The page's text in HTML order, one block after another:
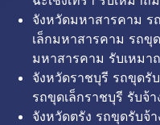
จังหวัดมหาสารคาม ร
เล็กมหาสารคาม รถขุ
มหาสารคาม รับเหมา
จังหวัดราชบุรี รถขุดรั
รถขุดเล็กราชบุรี รับจ้
จังหวัดตรัง รถขุดรับจ้